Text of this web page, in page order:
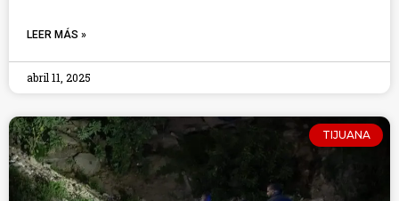
LEER MÁS »
abril 11, 2025
TIJUANA